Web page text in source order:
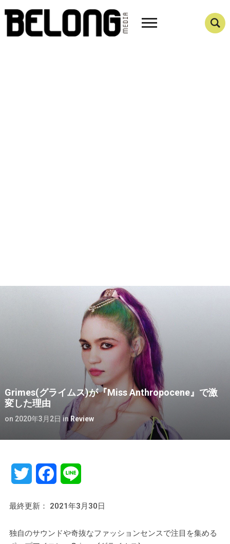
Grimes(グライムス)が『Miss Anthropocene』で激
変した理由
on 2020年3月2日 in Review
Twitter Facebook
最終更新： 2021年3月30日
独自のサウンドや奇抜なファッションセンスで注目を集める